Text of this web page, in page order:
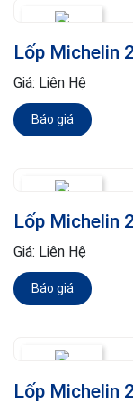
Lốp Michelin
Giá: Liên Hệ
Báo giá
Lốp Michelin
Giá: Liên Hệ
Báo giá
Lốp Michelin